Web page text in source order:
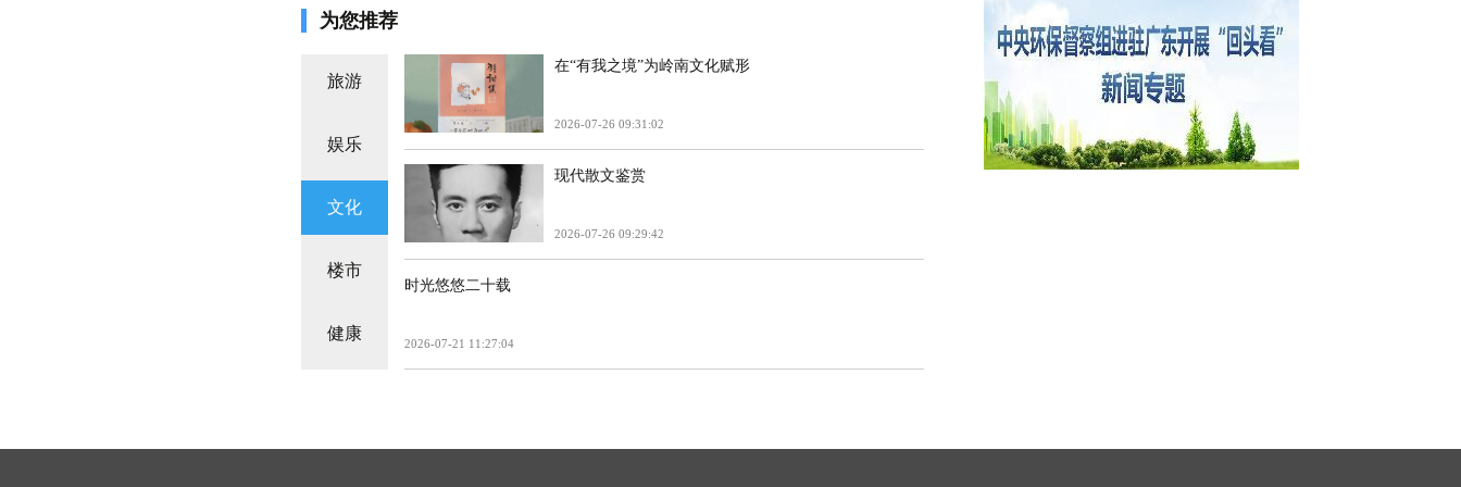
为您推荐
旅游
娱乐
文化
楼市
健康
在“有我之境”为岭南文化赋形
2026-07-26 09:31:02
现代散文鉴赏
2026-07-26 09:29:42
时光悠悠二十载
2026-07-21 11:27:04